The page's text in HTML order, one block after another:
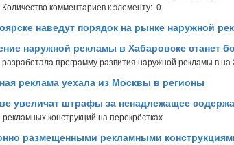
Количество комментариев к элементу: 0
наведут порядок на рынке наружной
наружной рекламы в Хабаровске станет
программу развития наружной рекламы в на
реклама уехала из Москвы в регионы
увеличат штрафы за ненадлежащее
конструкций на перекрёстках
размещенными рекламными